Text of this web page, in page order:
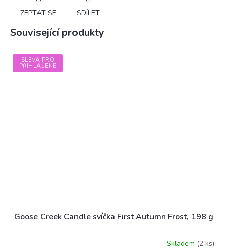
ZEPTAT SE SDÍLET
Související produkty
SLEVA PRO
PŘIHLÁŠENÉ
Goose Creek Candle svíčka First Autumn Frost, 198 g
Skladem (2 ks)